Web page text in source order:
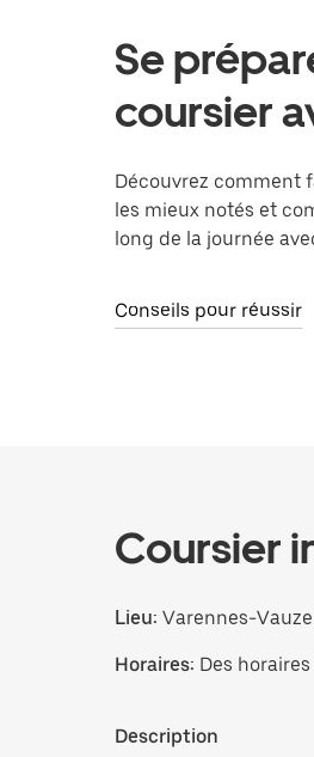
Se
coursier
Découvrez comment
les mieux notés et
long de la journée
Conseils pour réussir
Coursier
Lieu: Varennes-
Horaires: Des
Description